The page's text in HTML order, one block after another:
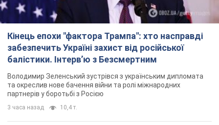
Кінець епохи "фактора Трампа": хто насправді
забезпечить Україні захист від російської
балістики. Інтерв’ю з Безсмертним
Володимир Зеленський зустрівся з українським дипломата
та окреслив нове бачення війни та ролі міжнародних
партнерів у боротьбі з Росією
3 часа назад 10,4 т.